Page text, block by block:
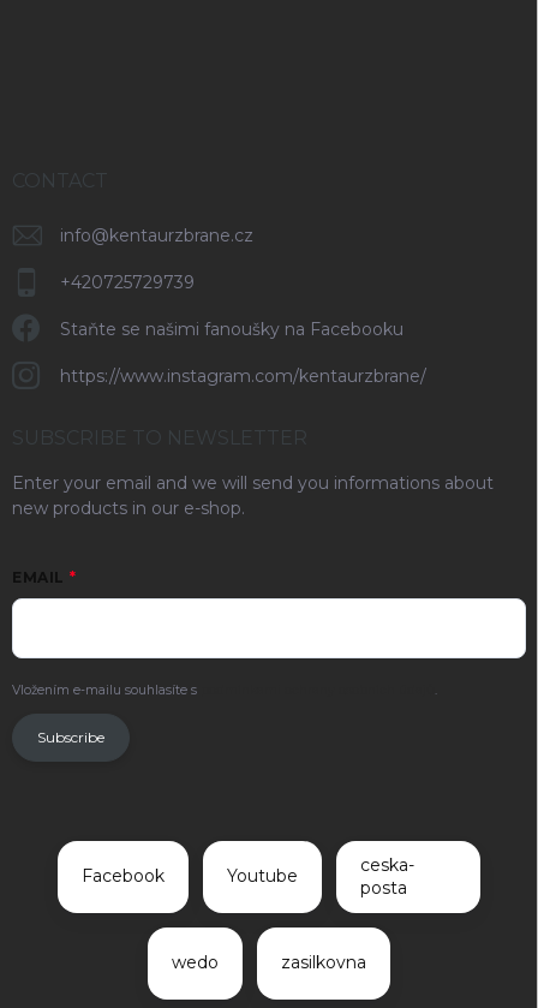
CONTACT
info@kentaurzbrane.cz
+420725729739
Staňte se našimi fanoušky na Facebooku
https://www.instagram.com/kentaurzbrane/
SUBSCRIBE TO NEWSLETTER
Enter your email and we will send you informations about
new products in our e-shop.
EMAIL
Vložením e-mailu souhlasíte s
Subscribe
Facebook Youtube
ceska-
posta
wedo zasilkovna